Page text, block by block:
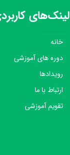
لینک‌های
خانه
دوره های آموزشی
رویدادها
ارتباط با ما
تقویم آموزشی